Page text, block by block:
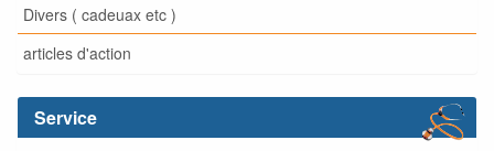
Divers ( cadeuax etc )
articles d'action
Service